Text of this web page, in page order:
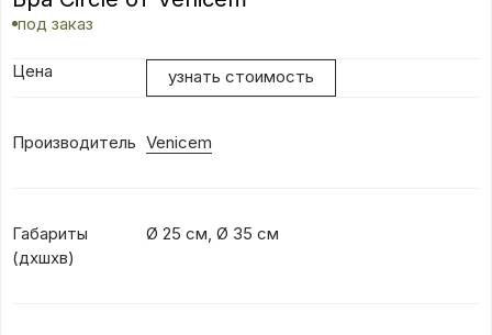
под заказ
Цена узнать стоимость
Производитель Venicem
Габариты
(дхшхв)
Ø 25 см, Ø 35 см